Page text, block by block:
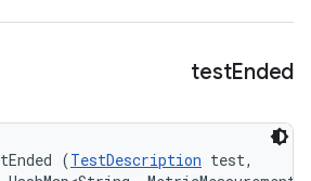
testEnded
(TestDescription test,